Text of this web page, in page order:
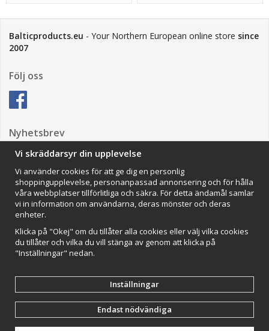
Balticproducts.eu - Your Northern European online store since
2007
Följ oss
Nyhetsbrev
Impressum
VAMOS Commerce AB
Organisationsnummer: 559502-0453
Drift & produktion:Wikinggruppen
Vi skräddarsyr din upplevelse
Vi använder cookies för att ge dig en personlig
shoppingupplevelse, personanpassad annonsering och för hålla
våra webbplatser tillförlitliga och säkra. För detta ändamål samlar
vi in information om användarna, deras mönster och deras
enheter.
Klicka på "Okej" om du tillåter alla cookies eller välj vilka cookies
du tillåter och vilka du vill stänga av genom att klicka på
"Inställningar" nedan.
Inställningar
Endast nödvändiga